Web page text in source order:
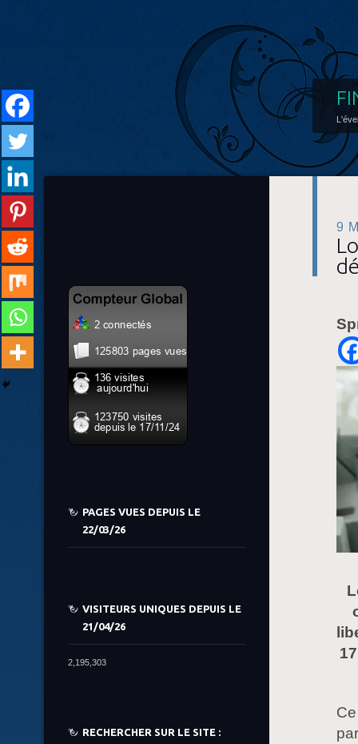
9
PAGES VUES DEPUIS LE
22/03/26
VISITEURS UNIQUES DEPUIS LE
21/04/26
2,195,303
RECHERCHER SUR LE SITE :